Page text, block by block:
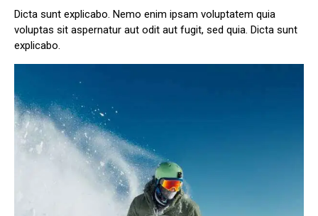
Dicta sunt explicabo. Nemo enim ipsam voluptatem quia
voluptas sit aspernatur aut odit aut fugit, sed quia. Dicta sunt
explicabo.